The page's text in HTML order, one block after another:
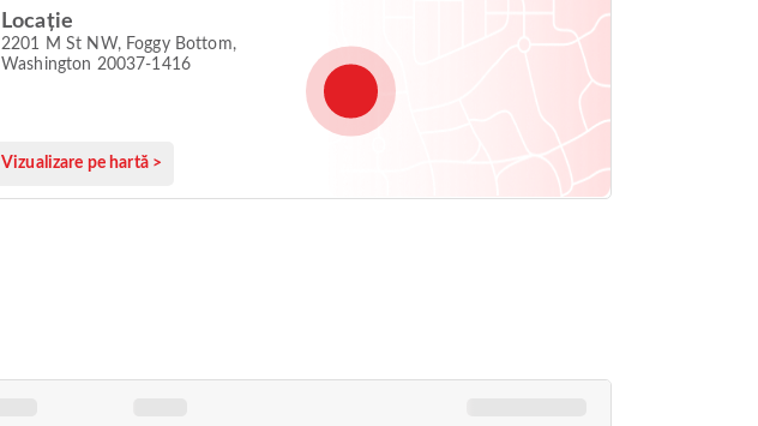
Locație
2201 M St NW, Foggy Bottom,
Washington 20037-1416
Vizualizare pe hartă >